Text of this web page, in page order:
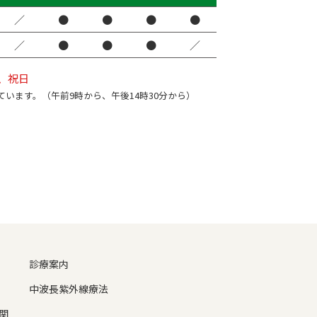
／ ● ● ●
●
／ ● ● ● ／
祝日
ます。（午前9時から、午後14時30分から）
診療案内
中波長紫外線療法